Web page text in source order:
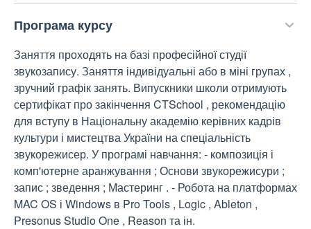
Програма курсу
Заняття проходять на базі професійної студії
звукозапису. Заняття індивідуальні або в міні групах ,
зручний графік занять. Випускники школи отримують
сертифікат про закінчення CTSchool , рекомендацію
для вступу в Національну академію керівних кадрів
культури і мистецтва України на спеціальність
звукорежисер. У програмі навчання: - композиція і
комп'ютерне аранжування ; Основи звукорежисури ;
запис ; зведення ; Мастеринг . - Робота на платформах
MAC OS і Windows в Pro Tools , Logic , Ableton ,
Presonus Studio One , Reason та ін.